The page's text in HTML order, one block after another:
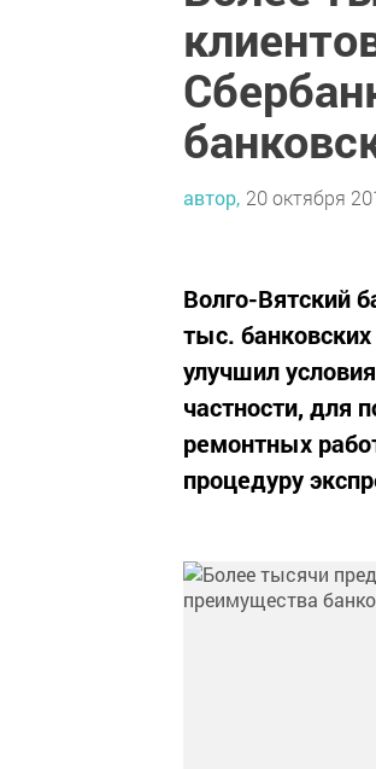
автор, 20 октября
Волго-Вятский
тыс.
улучшил
частности, для
ремонтных
процедуру